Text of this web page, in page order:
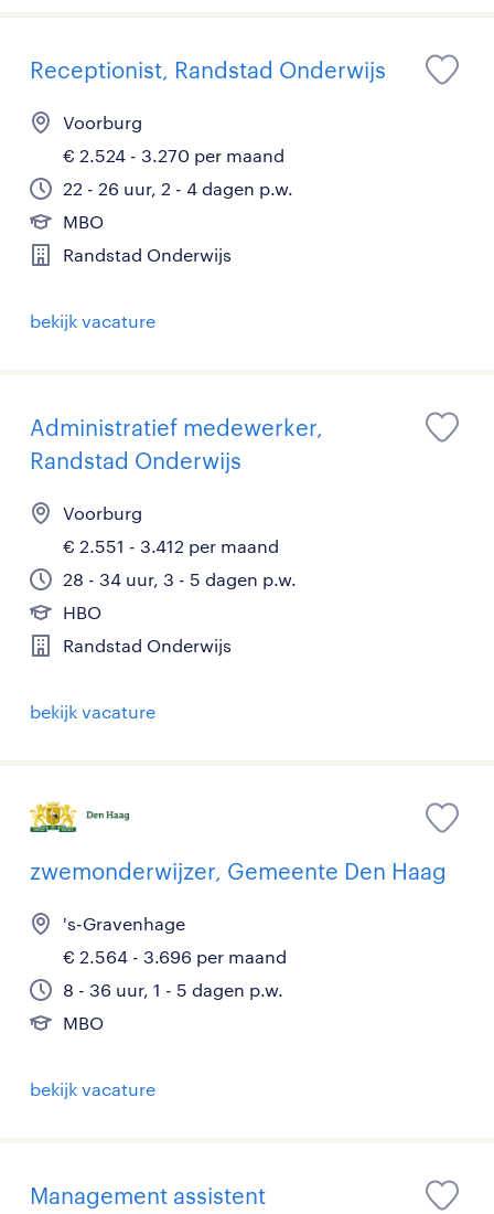
Receptionist, Randstad Onderwijs
Voorburg
€ 2.524 - 3.270 per maand
22 - 26 uur, 2 - 4 dagen p.w.
MBO
Randstad Onderwijs
bekijk vacature
Administratief medewerker,
Randstad Onderwijs
Voorburg
€ 2.551 - 3.412 per maand
28 - 34 uur, 3 - 5 dagen p.w.
HBO
Randstad Onderwijs
bekijk vacature
zwemonderwijzer, Gemeente Den Haag
's-Gravenhage
€ 2.564 - 3.696 per maand
8 - 36 uur, 1 - 5 dagen p.w.
MBO
bekijk vacature
Management assistent